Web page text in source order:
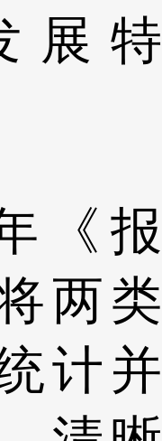
展特
《报
两类
计并